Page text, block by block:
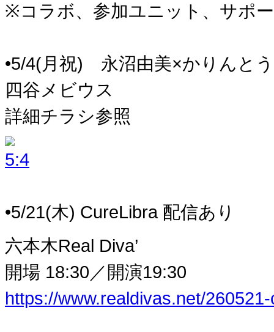
※コラボ、参加ユニット、サポ
•5/4(月祝) 永沼由美×かりん
四谷メビウス
詳細チラシ参照
•5/21(木) CureLibra 配信あり
六本木Real Diva’
開場 18:30／開演19:30
https://www.realdivas.net/